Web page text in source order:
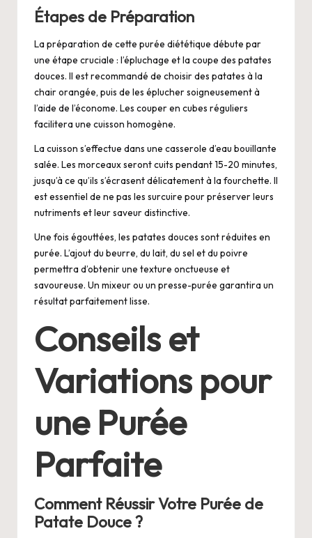
Étapes de Préparation
La préparation de cette purée diététique débute par
une étape cruciale : l’épluchage et la coupe des patates
douces. Il est recommandé de choisir des patates à la
chair orangée, puis de les éplucher soigneusement à
l’aide de l’économe. Les couper en cubes réguliers
facilitera une cuisson homogène.
La cuisson s’effectue dans une casserole d’eau bouillante
salée. Les morceaux seront cuits pendant 15-20 minutes,
jusqu’à ce qu’ils s’écrasent délicatement à la fourchette. Il
est essentiel de ne pas les surcuire pour préserver leurs
nutriments et leur saveur distinctive.
Une fois égouttées, les patates douces sont réduites en
purée. L’ajout du beurre, du lait, du sel et du poivre
permettra d’obtenir une texture onctueuse et
savoureuse. Un mixeur ou un presse-purée garantira un
résultat parfaitement lisse.
Conseils et
Variations pour
une Purée
Parfaite
Comment Réussir Votre Purée de
Patate Douce ?